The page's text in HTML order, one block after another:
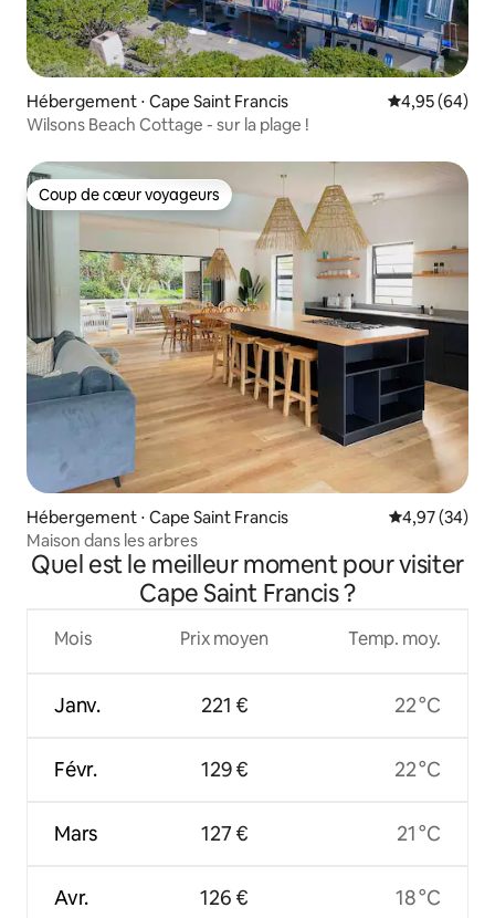
Hébergement ⋅ Cape Saint Francis Évaluation
4,95 (64)
Wilsons Beach Cottage - sur la plage !
Coup de cœur voyageurs
Coup de cœur voyageurs
Hébergement ⋅ Cape Saint Francis Évaluation
4,97 (34)
Maison dans les arbres
Quel est le meilleur moment pour visiter
Cape Saint Francis ?
Mois
Janv.
Févr.
Mars
Avr.
Prix moyen
221 €
129 €
127 €
126 €
Temp. moy.
22 °C
22 °C
21 °C
18 °C